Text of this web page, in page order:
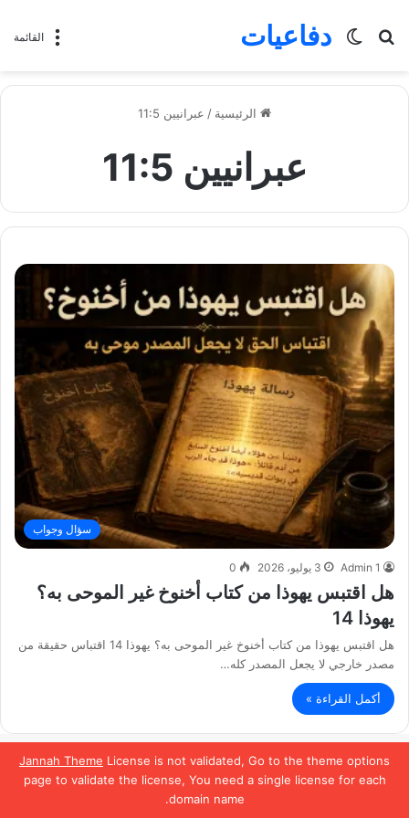
Jannah Theme License is not validated, Go to the theme options
page to validate the license, You need a single license for each
domain name.
القائمة دفاعيات
بحث
الوضع
الرئيسية / عبرانيين 11:5
عبرانيين 11:5
سؤال وجواب
Admin 1 3 يوليو، 2026 0
هل اقتبس يهوذا من كتاب أخنوخ غير الموحى به؟
يهوذا 14
هل اقتبس يهوذا من كتاب أخنوخ غير الموحى به؟ يهوذا 14 اقتباس حقيقة من
مصدر خارجي لا يجعل المصدر كله…
أكمل القراءة »